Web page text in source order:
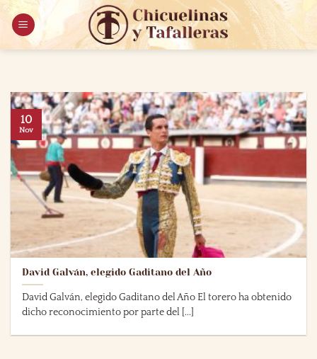
Saltar
contenido
David Galván, elegido Gaditano del Año
David Galván, elegido Gaditano del Año El torero ha obtenido
dicho reconocimiento por parte del [...]
10
Nov